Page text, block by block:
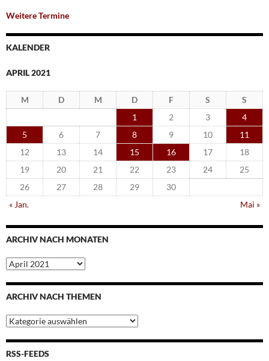
Weitere Termine
KALENDER
APRIL 2021
M D M D F S
S
1
2 3
4
5
6 7 8 9 10
11
12
13 14 15 16 17
18
19
20 21 22 23 24
25
26
27 28 29
30
« Jan.
Mai »
ARCHIV NACH MONATEN
Archiv
nach
Monaten
ARCHIV NACH THEMEN
Archiv
nach
Themen
RSS-FEEDS